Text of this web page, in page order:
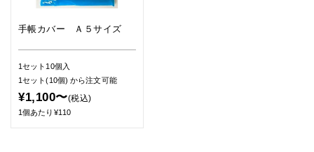
手帳カバー Ａ５サイズ
1セット10個入
1セット(10個)から注文可能
¥1,100〜(税込)
1個あたり¥110